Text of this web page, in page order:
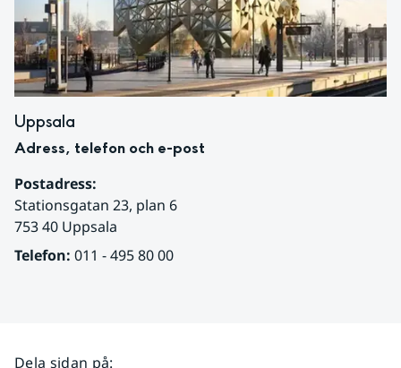
Uppsala
Adress, telefon och e-post
Postadress:
Stationsgatan 23, plan 6
753 40 Uppsala
Telefon: 011 - 495 80 00
Dela sidan på: